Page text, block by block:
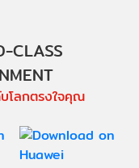
CLASS
โลกตรงใจคุณ